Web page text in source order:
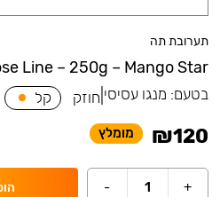
תערובת תה
Line – 250g – Mango Star
בטעם: מנגו עסיסי חוזק קל
₪120 מומלץ
+
1
-